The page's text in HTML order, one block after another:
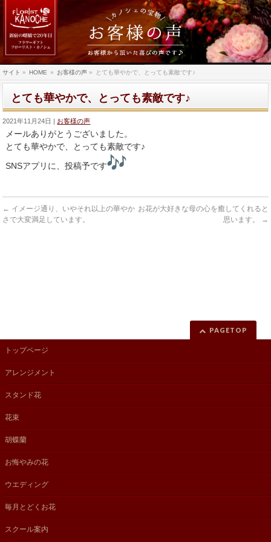
サイト » HOME » お客様の声 » とても華やかで、とっても素敵です♪
とても華やかで、とっても素敵です♪
2021年11月24日 お客様の声
メールありがとうございました。
とても華やかで、とっても素敵です♪
SNSアプリに、投稿予です
← イメージ通り、いやそれ以上の華やか
さで大変満足しています。
お花が大好きな母の心を癒してくれると
思います。
→
PAGETOP
トップページ
アレンジメント
スタンド花
花束
胡蝶蘭
お悔やみの花
ウエディング
毎月とどくお花
スクール案内